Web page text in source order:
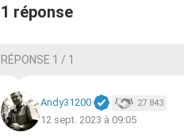
1 réponse
RÉPONSE 1 / 1
Andy31200 27 843
12 sept. 2023 à 09:05